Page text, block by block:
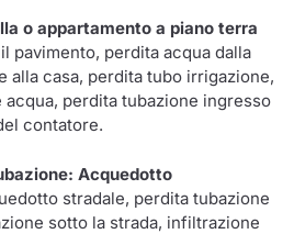
o appartamento a piano terra
pavimento, perdita acqua dalla
alla casa, perdita tubo irrigazione,
perdita tubazione ingresso
contatore.
Acquedotto
stradale, perdita tubazione
sotto la strada, infiltrazione